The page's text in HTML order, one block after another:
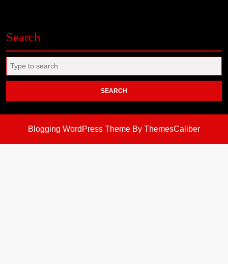
Search
for:
Blogging WordPress Theme By ThemesCaliber